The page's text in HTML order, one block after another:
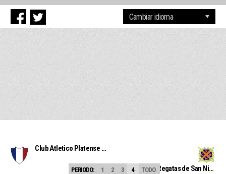
Club Atletico Platense de La Plata
Club de Regatas de San Nicolas
PERIODO: 1 2 3 4 TODO